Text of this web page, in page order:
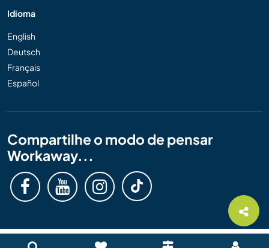
Idioma
English
Deutsch
Français
Español
Compartilhe o modo de pensar
Workaway...